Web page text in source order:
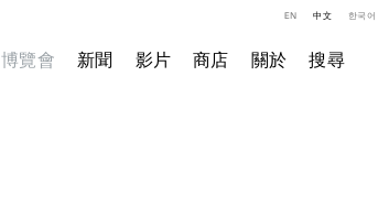
博覽會 新聞 影片 商店 關於 搜尋
EN 中文 한국어